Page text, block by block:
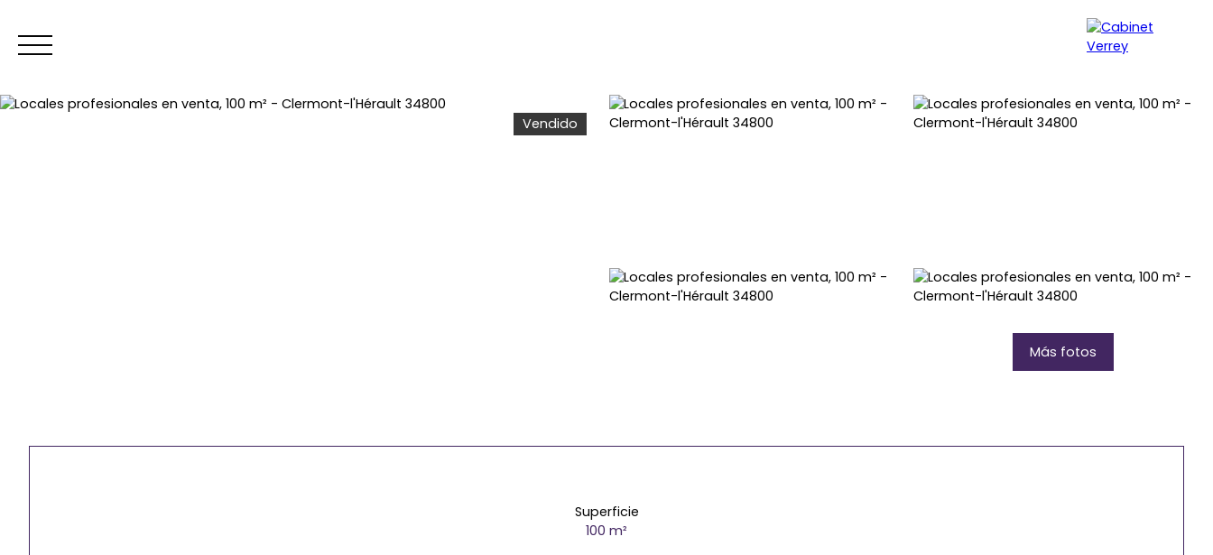
Vendido
Más fotos
Superficie
100 m²